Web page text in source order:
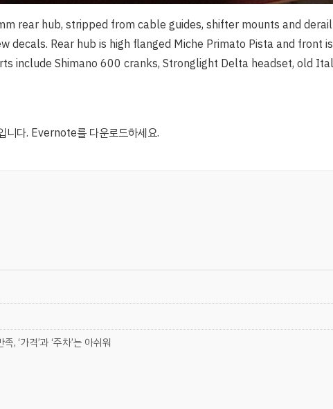
rear hub, stripped from cable guides, shifter mounts and
Rear hub is high flanged Miche Primato Pista and front
include Shimano 600 cranks, Stronglight Delta headset, old
니다. Evernote를 다운로드하세요.
, ‘가격’과 ‘주차’는 아쉬워